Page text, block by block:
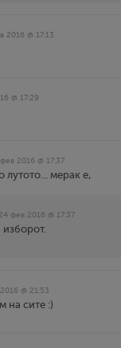
2016 @ 17:13
@ 17:29
2016 @ 17:37
лутото... мерак е,
24 фев 2016 @ 17:37
изборот.
@ 21:53
на сите :)